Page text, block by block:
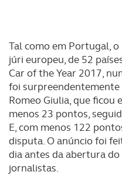
Tal como em Portugal,
júri europeu, de 52
Car of the Year 2017,
foi
Romeo Giulia, que ficou
menos 23 pontos,
E, com menos 122
disputa. O anúncio foi
dia antes da abertura do
jornalistas.